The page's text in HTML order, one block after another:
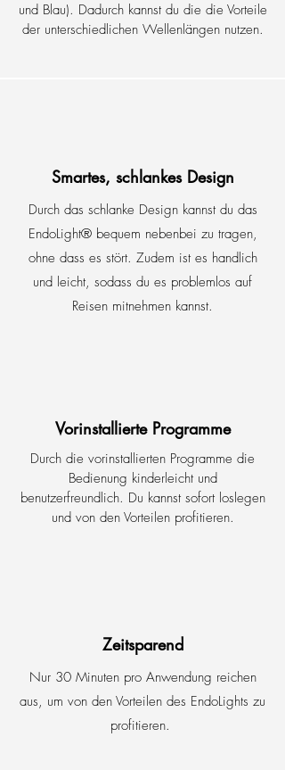
und Blau). Dadurch kannst du die die Vorteile
der unterschiedlichen Wellenlängen nutzen.
Smartes, schlankes Design
Durch das schlanke Design kannst du das
EndoLight® bequem nebenbei zu tragen,
ohne dass es stört. Zudem ist es handlich
und leicht, sodass du es problemlos auf
Reisen mitnehmen kannst.
Vorinstallierte Programme
Durch die vorinstallierten Programme die
Bedienung kinderleicht und
benutzerfreundlich. Du kannst sofort loslegen
und von den Vorteilen profitieren.
Zeitsparend
Nur 30 Minuten pro Anwendung reichen
aus, um von den Vorteilen des EndoLights zu
profitieren.